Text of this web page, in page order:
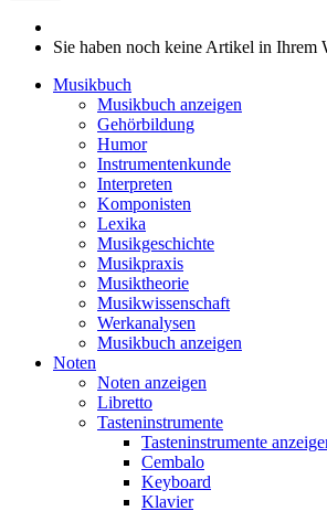
Sie haben noch keine Artikel in Ihrem
Musikbuch
Musikbuch anzeigen
Gehörbildung
Humor
Instrumentenkunde
Interpreten
Komponisten
Lexika
Musikgeschichte
Musikpraxis
Musiktheorie
Musikwissenschaft
Werkanalysen
Musikbuch anzeigen
Noten
Noten anzeigen
Libretto
Tasteninstrumente
Tasteninstrumente
Cembalo
Keyboard
Klavier